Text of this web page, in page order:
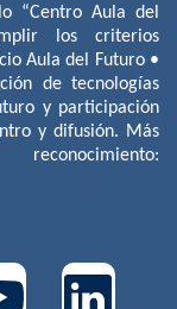
“Centro Aula del
los criterios
Aula del Futuro •
de tecnologías
y participación
y difusión. Más